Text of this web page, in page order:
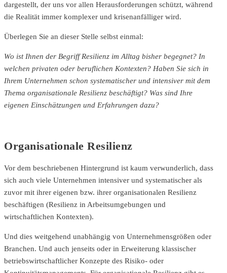
dargestellt, der uns vor allen Herausforderungen schützt, während
die Realität immer komplexer und krisenanfälliger wird.
Überlegen Sie an dieser Stelle selbst einmal:
Wo ist Ihnen der Begriff Resilienz im Alltag bisher begegnet? In
welchen privaten oder beruflichen Kontexten? Haben Sie sich in
Ihrem Unternehmen schon systematischer und intensiver mit dem
Thema organisationale Resilienz beschäftigt? Was sind Ihre
eigenen Einschätzungen und Erfahrungen dazu?
Organisationale Resilienz
Vor dem beschriebenen Hintergrund ist kaum verwunderlich, dass
sich auch viele Unternehmen intensiver und systematischer als
zuvor mit ihrer eigenen bzw. ihrer organisationalen Resilienz
beschäftigen (Resilienz in Arbeitsumgebungen und
wirtschaftlichen Kontexten).
Und dies weitgehend unabhängig von Unternehmensgrößen oder
Branchen. Und auch jenseits oder in Erweiterung klassischer
betriebswirtschaftlicher Konzepte des Risiko- oder